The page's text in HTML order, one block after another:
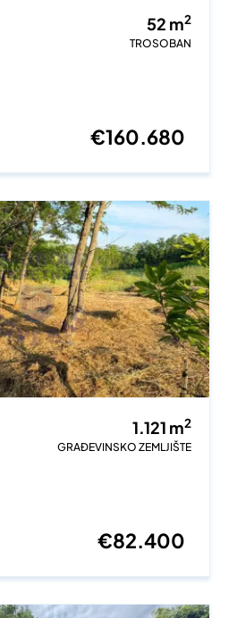
52 m2
TROSOBAN
€160.680
1.121 m2
GRAĐEVINSKO ZEMLJIŠTE
€82.400